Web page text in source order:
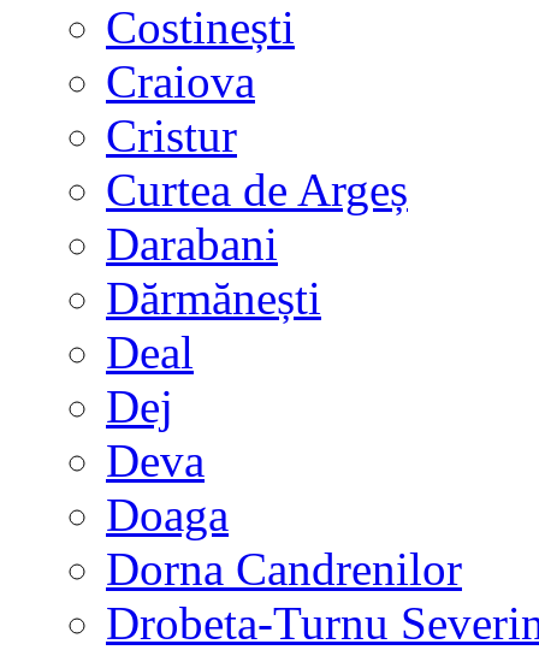
Costinești
Craiova
Cristur
Curtea de Argeș
Darabani
Dărmănești
Deal
Dej
Deva
Doaga
Dorna Candrenilor
Drobeta-Turnu